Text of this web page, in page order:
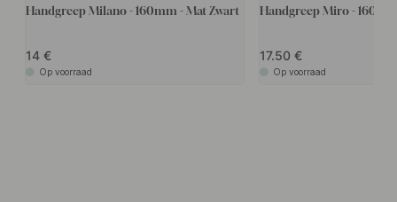
Handgreep Milano - 160mm - Mat Zwart
14
Op voorraad
Handgreep Miro -
17.50
Op voorraad